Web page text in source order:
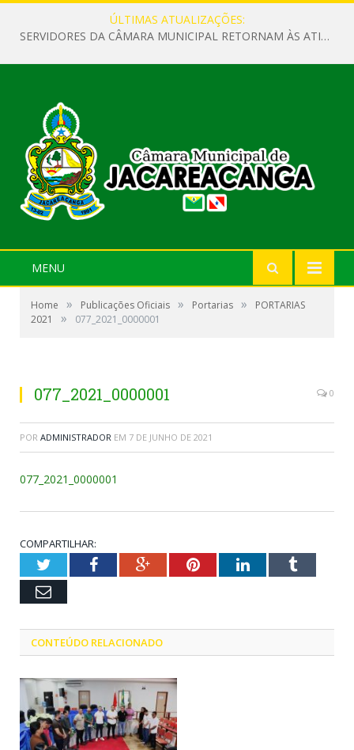
ÚLTIMAS ATUALIZAÇÕES:
SERVIDORES DA CÂMARA MUNICIPAL RETORNAM ÀS ATIVIDADES APÓS O RECESSO PARLAMENTAR
MENU
Home » Publicações Oficiais » Portarias »
PORTARIAS
2021
» 077_2021_0000001
077_2021_0000001 0
POR ADMINISTRADOR EM 7 DE JUNHO DE 2021
077_2021_0000001
COMPARTILHAR:
TwitterFacebookGoogle+PinterestLinkedInTumblr
Email
CONTEÚDO RELACIONADO